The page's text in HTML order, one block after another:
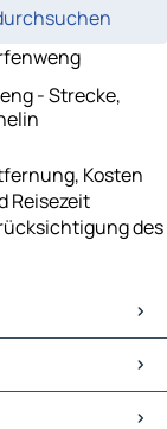
- Strecke,
Kosten
Reisezeit
des
im Pongau